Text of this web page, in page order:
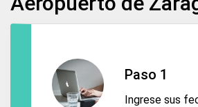
Paso 1
Ingrese sus